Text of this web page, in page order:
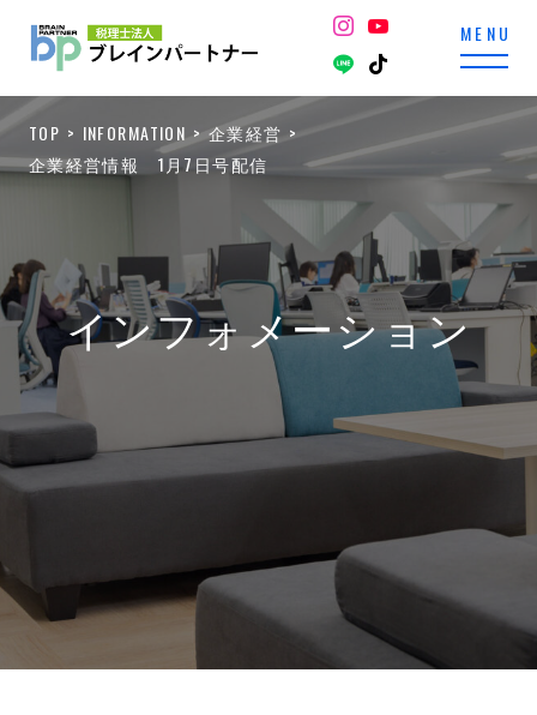
TOP INFORMATION
企業経営
企業経営情報 1月7日号配信
インフォメーション